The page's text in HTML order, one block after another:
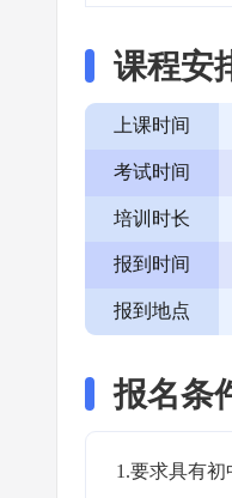
课程安
上课时间
考试时间
培训时长
报到时间
报到地点
报名条
1.要求具有